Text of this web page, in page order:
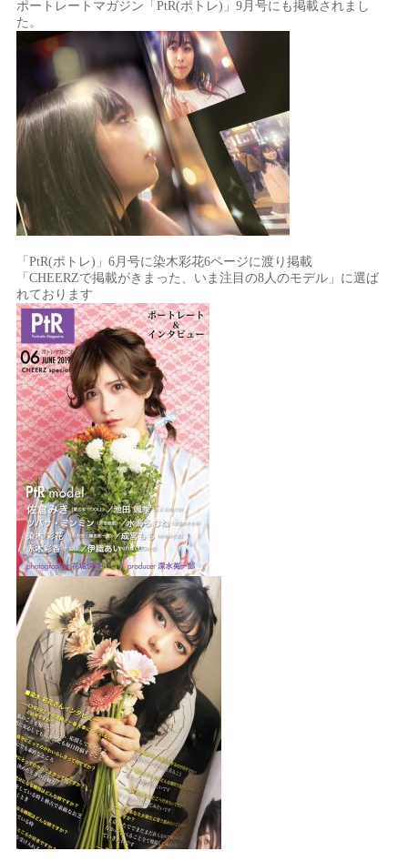
ポートレートマガジン「PtR(ポトレ)」9月号にも掲載されまし
た。
「PtR(ポトレ)」6月号に染木彩花6ページに渡り掲載
「CHEERZで掲載がきまった、いま注目の8人のモデル」に選ば
れております